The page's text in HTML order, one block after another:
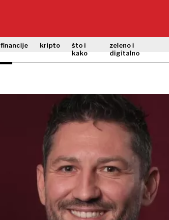
financije kripto
što i
kako
zeleno i
digitalno